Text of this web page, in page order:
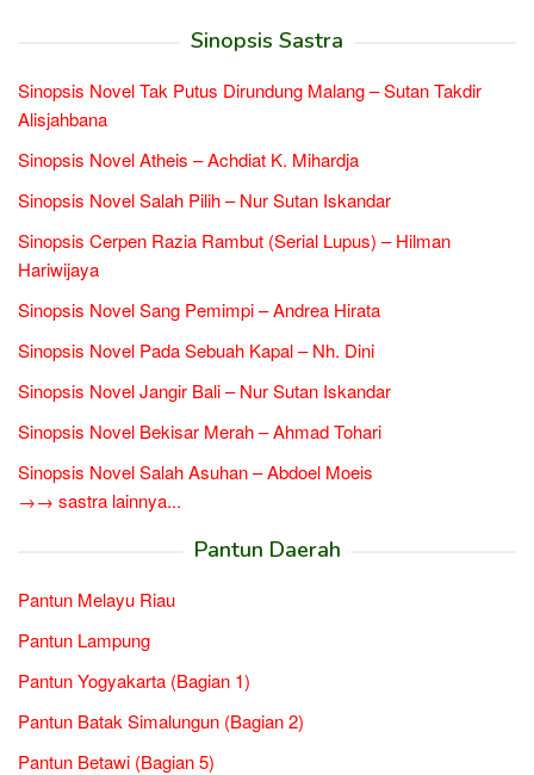
Sinopsis Sastra
Sinopsis Novel Tak Putus Dirundung Malang – Sutan Takdir
Alisjahbana
Sinopsis Novel Atheis – Achdiat K. Mihardja
Sinopsis Novel Salah Pilih – Nur Sutan Iskandar
Sinopsis Cerpen Razia Rambut (Serial Lupus) – Hilman
Hariwijaya
Sinopsis Novel Sang Pemimpi – Andrea Hirata
Sinopsis Novel Pada Sebuah Kapal – Nh. Dini
Sinopsis Novel Jangir Bali – Nur Sutan Iskandar
Sinopsis Novel Bekisar Merah – Ahmad Tohari
Sinopsis Novel Salah Asuhan – Abdoel Moeis
→→ sastra lainnya...
Pantun Daerah
Pantun Melayu Riau
Pantun Lampung
Pantun Yogyakarta (Bagian 1)
Pantun Batak Simalungun (Bagian 2)
Pantun Betawi (Bagian 5)